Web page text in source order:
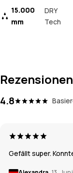
15.000
mm
DRY
Tech
Rezensionen
4.8
Gefällt super.